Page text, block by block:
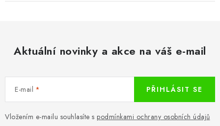
Aktuální novinky a akce na váš e-mail
E-mail
Vložením e-mailu souhlasíte s podmínkami ochrany osobních údajů
PŘIHLÁSIT SE